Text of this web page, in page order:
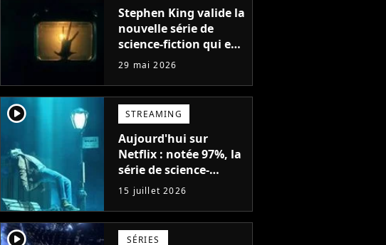
Stephen King valide la
nouvelle série de
science-fiction qui est
numéro 1 sur Netflix :
29 mai 2026
player2 STREAMING
Aujourd'hui sur
Netflix : notée 97%, la
série de science-
fiction la plus drôle
du moment est enfin
de retour avec 8
nouveaux épisodes
15 juillet 2026
player2 SÉRIES